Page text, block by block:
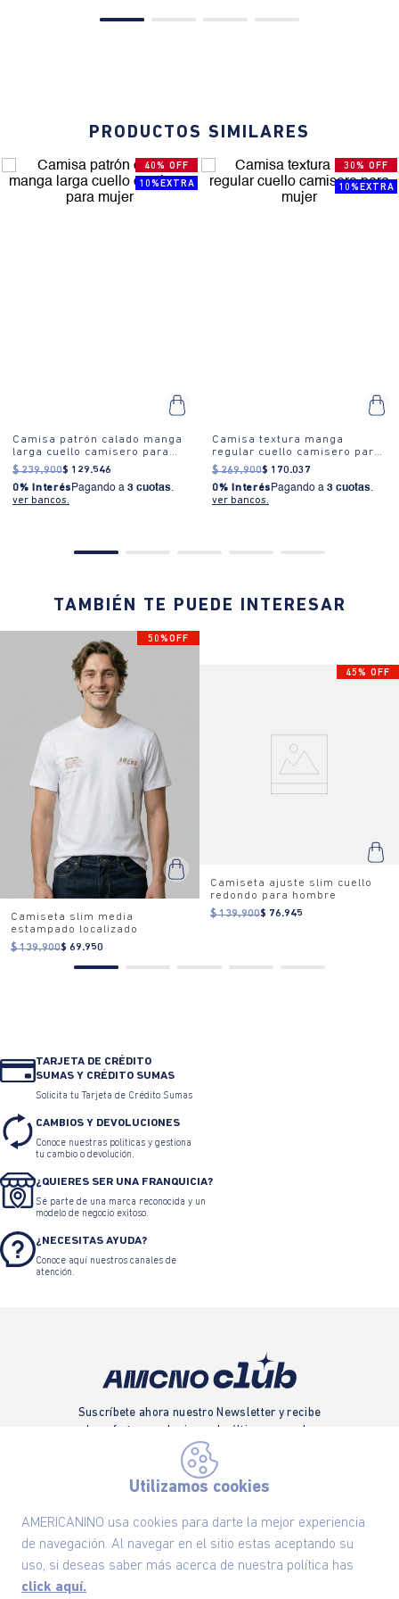
Utilizamos cookies
AMERICANINO usa cookies para darte la mejor experiencia
de navegación. Al navegar en el sitio estas aceptando su
uso, si deseas saber más acerca de nuestra política has
click aquí.
PRODUCTOS SIMILARES
40% OFF
10%EXTRA
Camisa patrón calado manga
larga cuello camisero para
mujer
$ 239.900$ 129.546
0% Interés Pagando a 3 cuotas.
ver bancos.
30% OFF
10%EXTRA
Camisa textura manga
regular cuello camisero para
mujer
$ 269.900$ 170.037
0% Interés Pagando a 3 cuotas.
ver bancos.
TAMBIÉN TE PUEDE INTERESAR
50%OFF
Camiseta slim media
estampado localizado
$ 139.900$ 69.950
45% OFF
Camiseta ajuste slim cuello
redondo para hombre
$ 139.900$ 76.945
TARJETA DE CRÉDITO
SUMAS Y CRÉDITO SUMAS
Solicita tu Tarjeta de Crédito Sumas
CAMBIOS Y DEVOLUCIONES
Conoce nuestras políticas y gestiona
tu cambio o devolución.
¿QUIERES SER UNA FRANQUICIA?
Sé parte de una marca reconocida y un
modelo de negocio exitoso.
¿NECESITAS AYUDA?
Conoce aquí nuestros canales de
atención.
Suscríbete ahora nuestro Newsletter y recibe
SUSCRÍBETE AHORA
Nuestra Marca